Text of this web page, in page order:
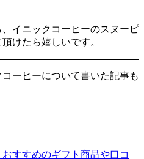
イニックコーヒーのスヌーピ
けたら嬉しいです。
ーヒーについて書いた記事も
すすめのギフト商品や口コ